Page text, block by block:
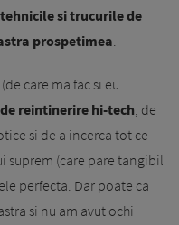
tehnicile si trucurile de
prospetimea
care ma fac si eu
reintinerire hi-tech , de
si de a incerca tot ce
suprem (care pare tangibil
perfecta. Dar poate ca
si nu am avut ochi